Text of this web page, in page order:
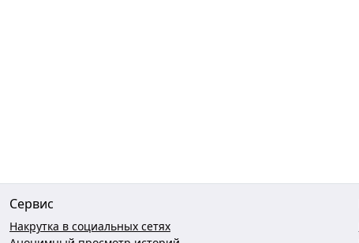
Сервис
Накрутка в социальных сетях